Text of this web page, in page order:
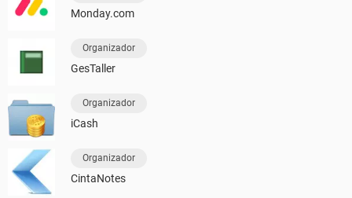
Monday.com
Organizador
GesTaller
Organizador
iCash
Organizador
CintaNotes